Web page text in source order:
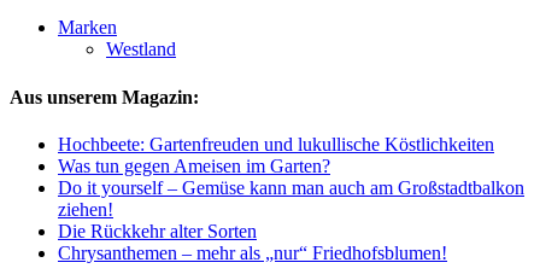
Marken
Westland
Aus unserem Magazin:
Hochbeete: Gartenfreuden und lukullische Köstlichkeiten
Was tun gegen Ameisen im Garten?
Do it yourself – Gemüse kann man auch am Großstadtbalkon
ziehen!
Die Rückkehr alter Sorten
Chrysanthemen – mehr als „nur“ Friedhofsblumen!